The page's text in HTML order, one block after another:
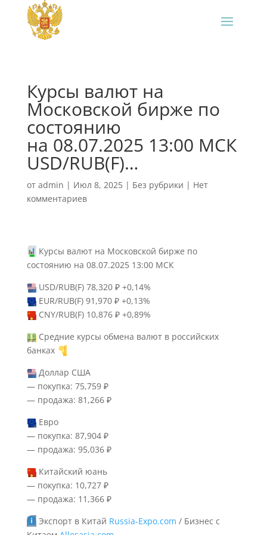
Курсы валют на
Московской бирже по
состоянию
на 08.07.2025 13:00 МСК
USD/RUB(F)…
от admin | Июл 8, 2025| Без рубрики | Нет
комментариев
Курсы валют на Московской бирже по
состоянию на 08.07.2025 13:00 МСК
USD/RUB(F) 78,320 ₽ +0,14%
EUR/RUB(F) 91,970 ₽ +0,13%
CNY/RUB(F) 10,876 ₽ +0,89%
Средние курсы обмена валют в российских
банках
Доллар США
— покупка: 75,759 ₽
— продажа: 81,266 ₽
Евро
— покупка: 87,904 ₽
— продажа: 95,036 ₽
Китайский юань
— покупка: 10,727 ₽
— продажа: 11,366 ₽
Экспорт в Китай Russia-Expo.com / Бизнес с